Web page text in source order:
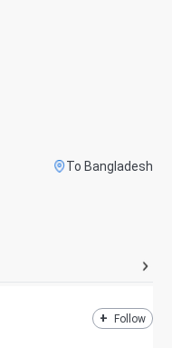
To Bangladesh
+ Follow